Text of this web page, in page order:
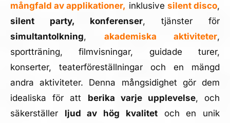
mångfald av applikationer, inklusive silent disco,
silent party, konferenser, tjänster för
simultantolkning, akademiska aktiviteter,
sportträning, filmvisningar, guidade turer,
konserter, teaterföreställningar och en mängd
andra aktiviteter. Denna mångsidighet gör dem
idealiska för att berika varje upplevelse, och
säkerställer ljud av hög kvalitetoch en unik